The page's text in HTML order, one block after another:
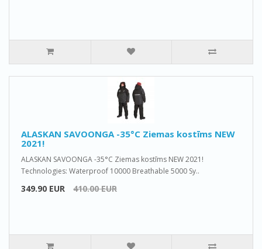
ALASKAN SAVOONGA -35°C Ziemas kostīms NEW
2021!
ALASKAN SAVOONGA -35°C Ziemas kostīms NEW 2021!
Technologies: Waterproof 10000 Breathable 5000 Sy..
349.90 EUR 410.00 EUR